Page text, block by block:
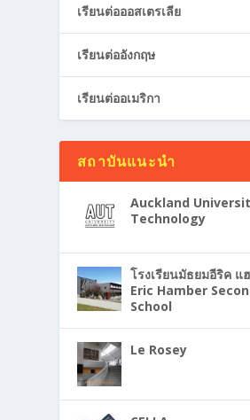
เรียนต่อออสเตรเลีย
เรียนต่ออังกฤษ
เรียนต่ออเมริกา
สถาบันแนะนำ
Auckland
Technology
โรงเรียนมัธยมอีริค แ
Eric Hamber
School
Le Rosey